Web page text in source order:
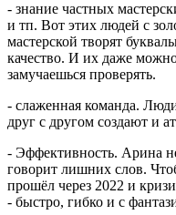
- знание частных
и тп. Вот этих людей с
мастерской творят
качество. И их даже
замучаешься проверять.
- слаженная команда.
друг с другом создают и
- Эффективность. Арина
говорит лишних слов.
прошёл через 2022 и
- быстро, гибко и с